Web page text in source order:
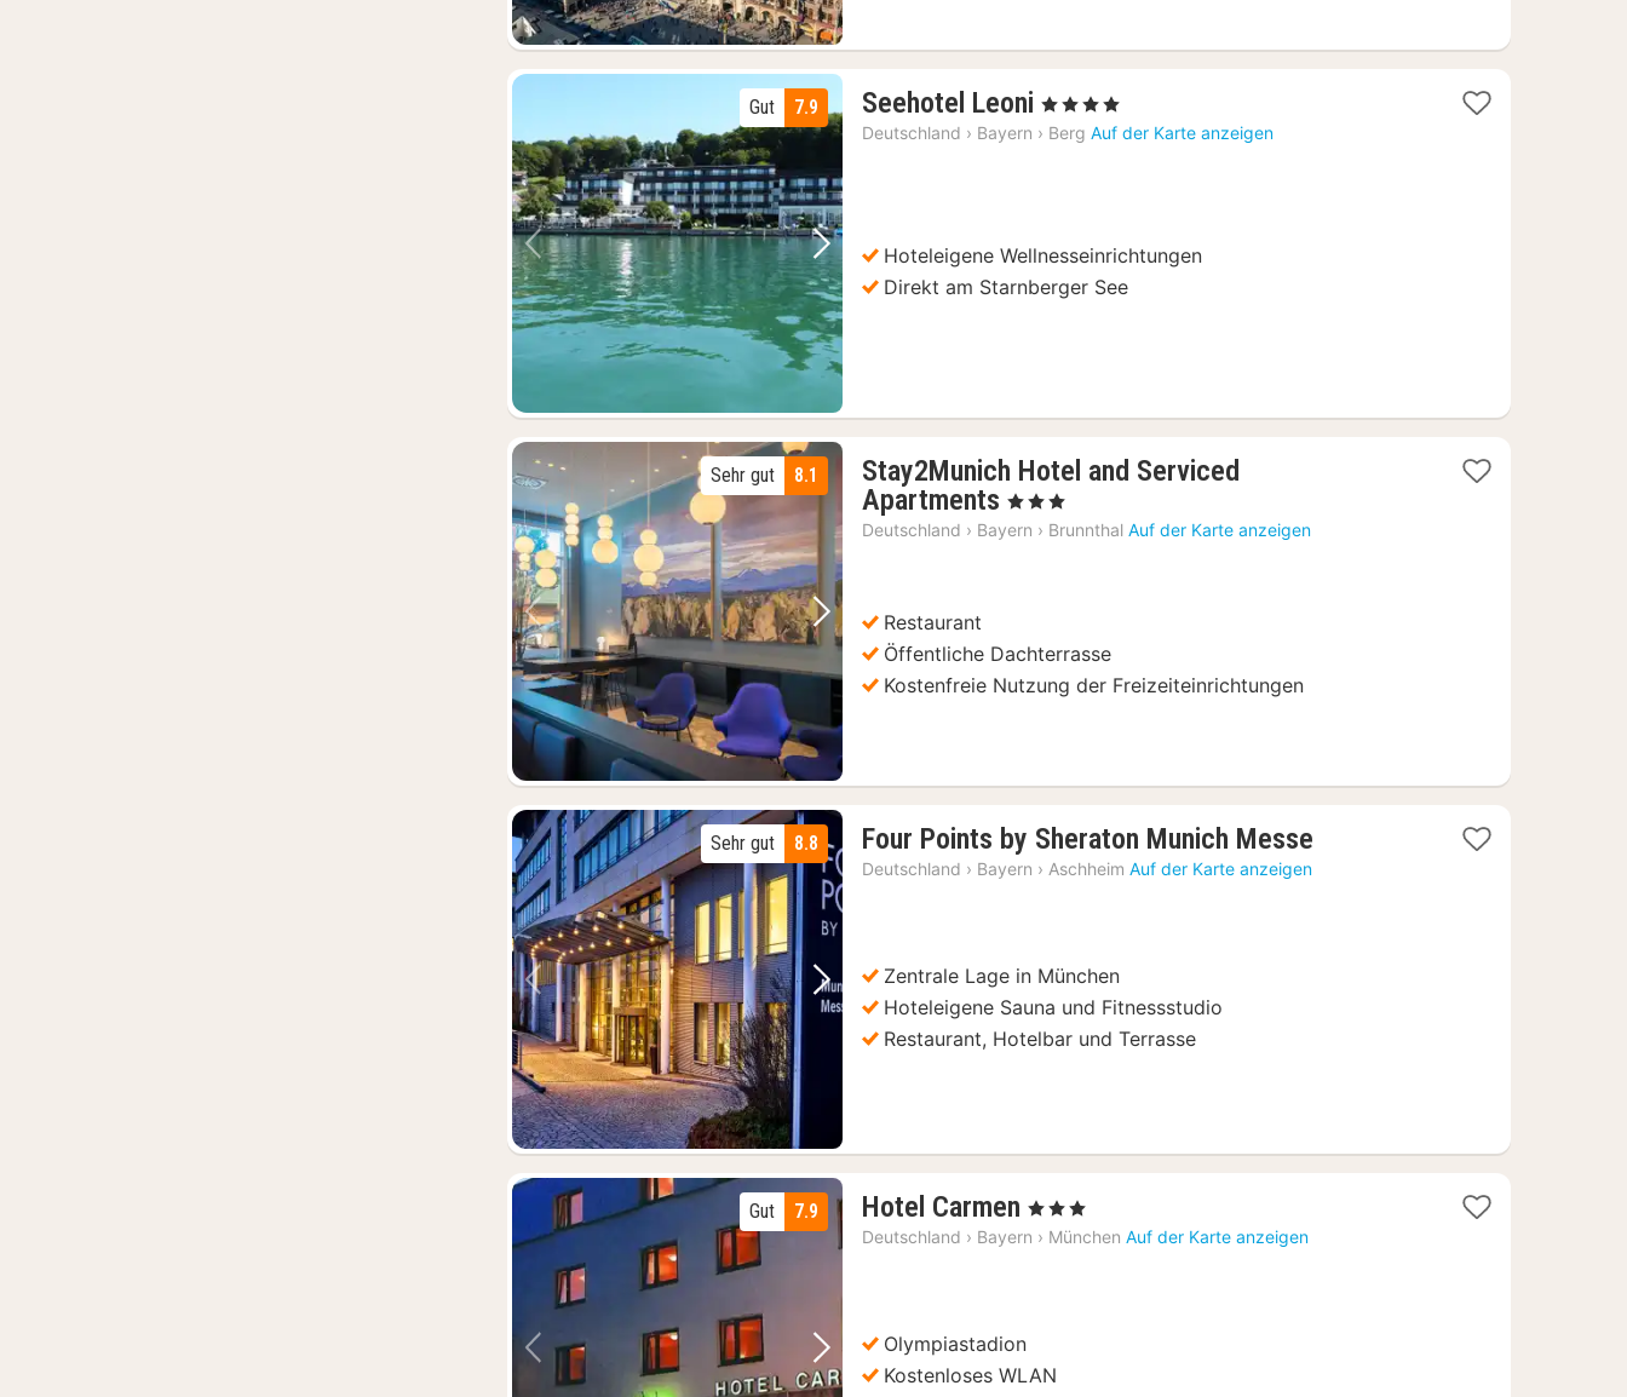
Vorheriges Bild Nächstes Bild
7.9
Gut Seehotel Leoni 2
Nächte
, 4 Sterne
Deutschland › Bayern › Berg Auf der Karte anzeigen
Hoteleigene Wellnesseinrichtungen
Direkt am Starnberger See
Vorheriges Bild Nächstes Bild
8.1
Sehr gut
Stay2Munich Hotel and Serviced
Apartments 1
Nacht
, 3 Sterne
Deutschland › Bayern › Brunnthal Auf der Karte anzeigen
Restaurant
Öffentliche Dachterrasse
Kostenfreie Nutzung der Freizeiteinrichtungen
Vorheriges Bild Nächstes Bild
8.8
Sehr gut Four Points by Sheraton Munich Messe
Deutschland › Bayern › Aschheim Auf der Karte anzeigen
Zentrale Lage in München
Hoteleigene Sauna und Fitnessstudio
Restaurant, Hotelbar und Terrasse
Vorheriges Bild Nächstes Bild
7.9
Gut Hotel Carmen 3
Nächte
, 3 Sterne
Deutschland › Bayern › München Auf der Karte anzeigen
Olympiastadion
Kostenloses WLAN